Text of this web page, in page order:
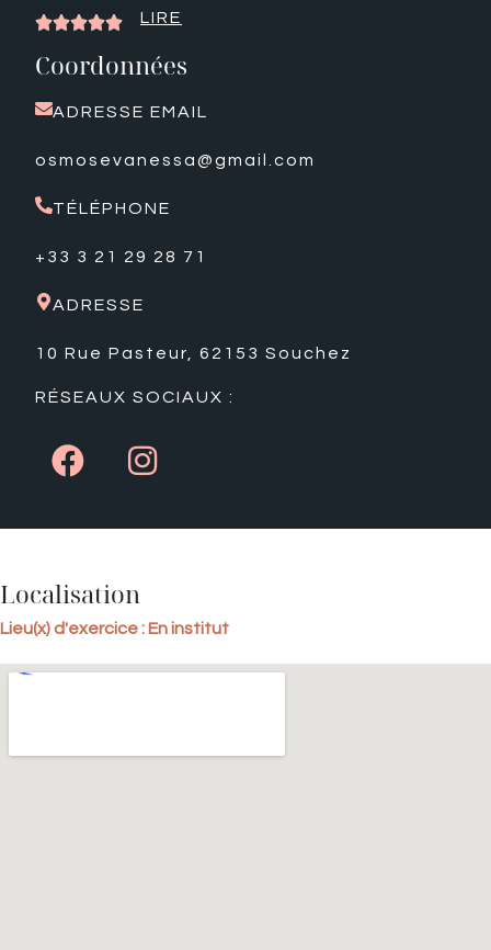
 LIRE
Coordonnées
ADRESSE EMAIL
osmosevanessa@gmail.com
TÉLÉPHONE
+33 3 21 29 28 71
ADRESSE
10 Rue Pasteur, 62153 Souchez
RÉSEAUX SOCIAUX :
Localisation
Lieu(x) d'exercice : En institut